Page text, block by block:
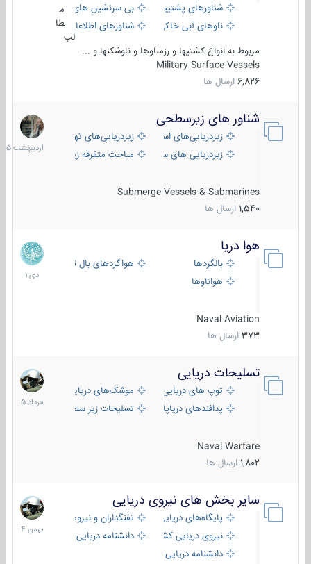
شناورهای پشتیبانی
بی سرنشین های دریایی
ناوهای آبی خاکی و نیروبرشناورهای اطلاعاتی و جاسوسی
طا
لب
مربوط به انواع کشتیها و رزمناوها و ناوشکنها و ...
Military Surface Vessels
6,826 ارسال ها
شناور های زیرسطحی
زیردریایی‌های استراتژیکزیردریایی‌های تهاجمی
زیردریایی های سبک
مباحث متفرقه زیرسطحی
Submerge Vessels & Submarines
1,540 ارسال ها
31
1405
هوا دریا
بالگردها
هواگردهای بال ثابت
هواناوها
Naval Aviation
373 ارسال ها
12
دی
1401
تسلیحات دریایی
توپ های دریایی
موشک‌های دریایی
پدافندهای دریاپایه
تسلیحات زیر سطحی
Naval Warfare
1,802 ارسال ها
2
مرداد
1405
سایر بخش های نیروی دریایی
پایگاه‌های دریایی
تفنگداران و نیروهای ویژه‌ی دریایی
نیروی دریایی کشورهای مختلفدانشنامه دریایی
دانشنامه دریایی کپی
22
بهمن
1404